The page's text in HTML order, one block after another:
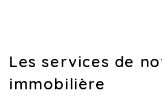
Les services de
immobilière